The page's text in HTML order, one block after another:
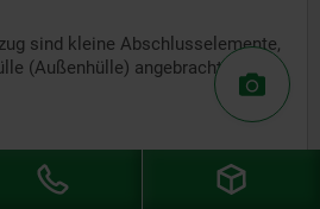
sind kleine Abschlusselemente,
(Außenhülle) angebracht
und weiteres
Verriegelung